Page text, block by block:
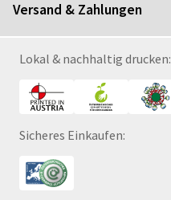
Versand & Zahlungen
Lokal & nachhaltig drucken:
Sicheres Einkaufen: